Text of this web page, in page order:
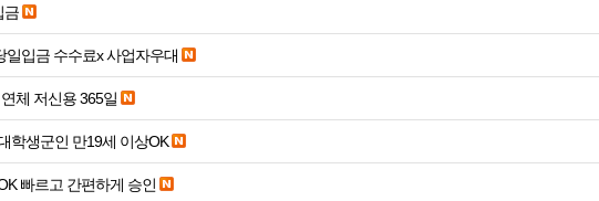
금
전국 비대면 급하신분 당일입금 수수료x 사업자우대
체 저신용 365일
무직자직장인프리랜서대학생군인 만19세 이상OK
빠르고 간편하게 승인